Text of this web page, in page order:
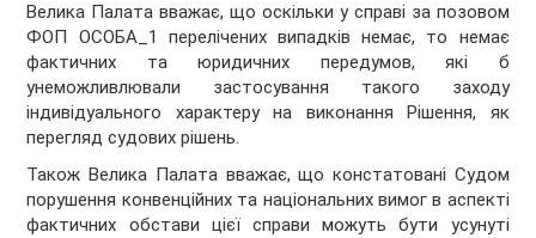
Велика Палата вважає, що оскільки у справі за позовом
ФОП ОСОБА_1 перелічених випадків немає, то немає
фактичних та юридичних передумов, які б
унеможливлювали застосування такого заходу
індивідуального характеру на виконання Рішення, як
перегляд судових рішень.
Також Велика Палата вважає, що констатовані Судом
порушення конвенційних та національних вимог в аспекті
фактичних обстави цієї справи можуть бути усунуті